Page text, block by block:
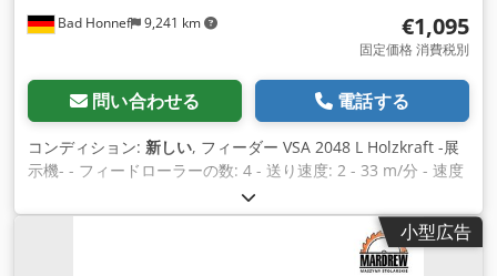
Bad Honnef 9,241 km €1,095
固定価格 消費税別
問い合わせる 電話する
コンディション: 新しい, フィーダー VSA 2048 L Holzkraft -展
示機- - フィードローラーの数: 4 - 送り速度: 2 - 33 m/分 - 速度
レベル：2 / 4 / 5.5 / 6.5 / 11 / 13 / 16.5 / 33 m/分 - 最大投影面
積：1050 mm - ローラー直径：120 mm - ロール幅：60mm -
ローラー移動量: 20 mm 寸法と重量: - 長さ（製品）約：1665
mm - 幅/奥行き（製品）約：220 mm - 高さ（製品）約：
小型広告